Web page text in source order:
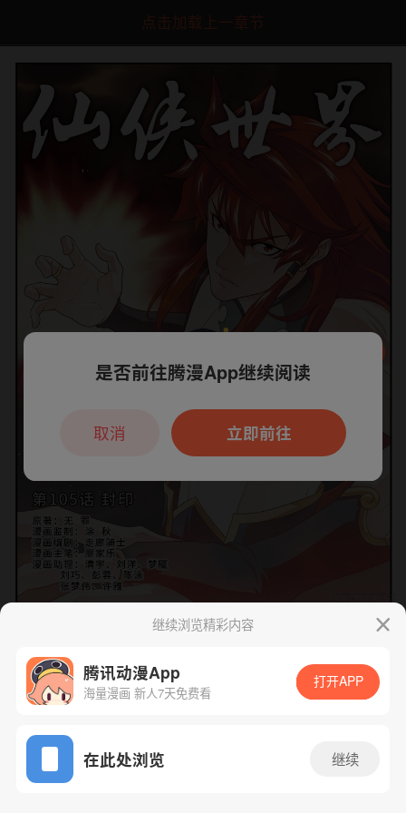
点击加载上一章节
App免费看
下一话 腾漫App免费看
继续浏览精彩内容
腾讯动漫App
海量漫画 新人7天免费看
打开APP
在此处浏览 继续
本章节仅支持App阅读，可打开App新用
户7天免费看
是否前往腾漫App继续阅读
立即前往
取消